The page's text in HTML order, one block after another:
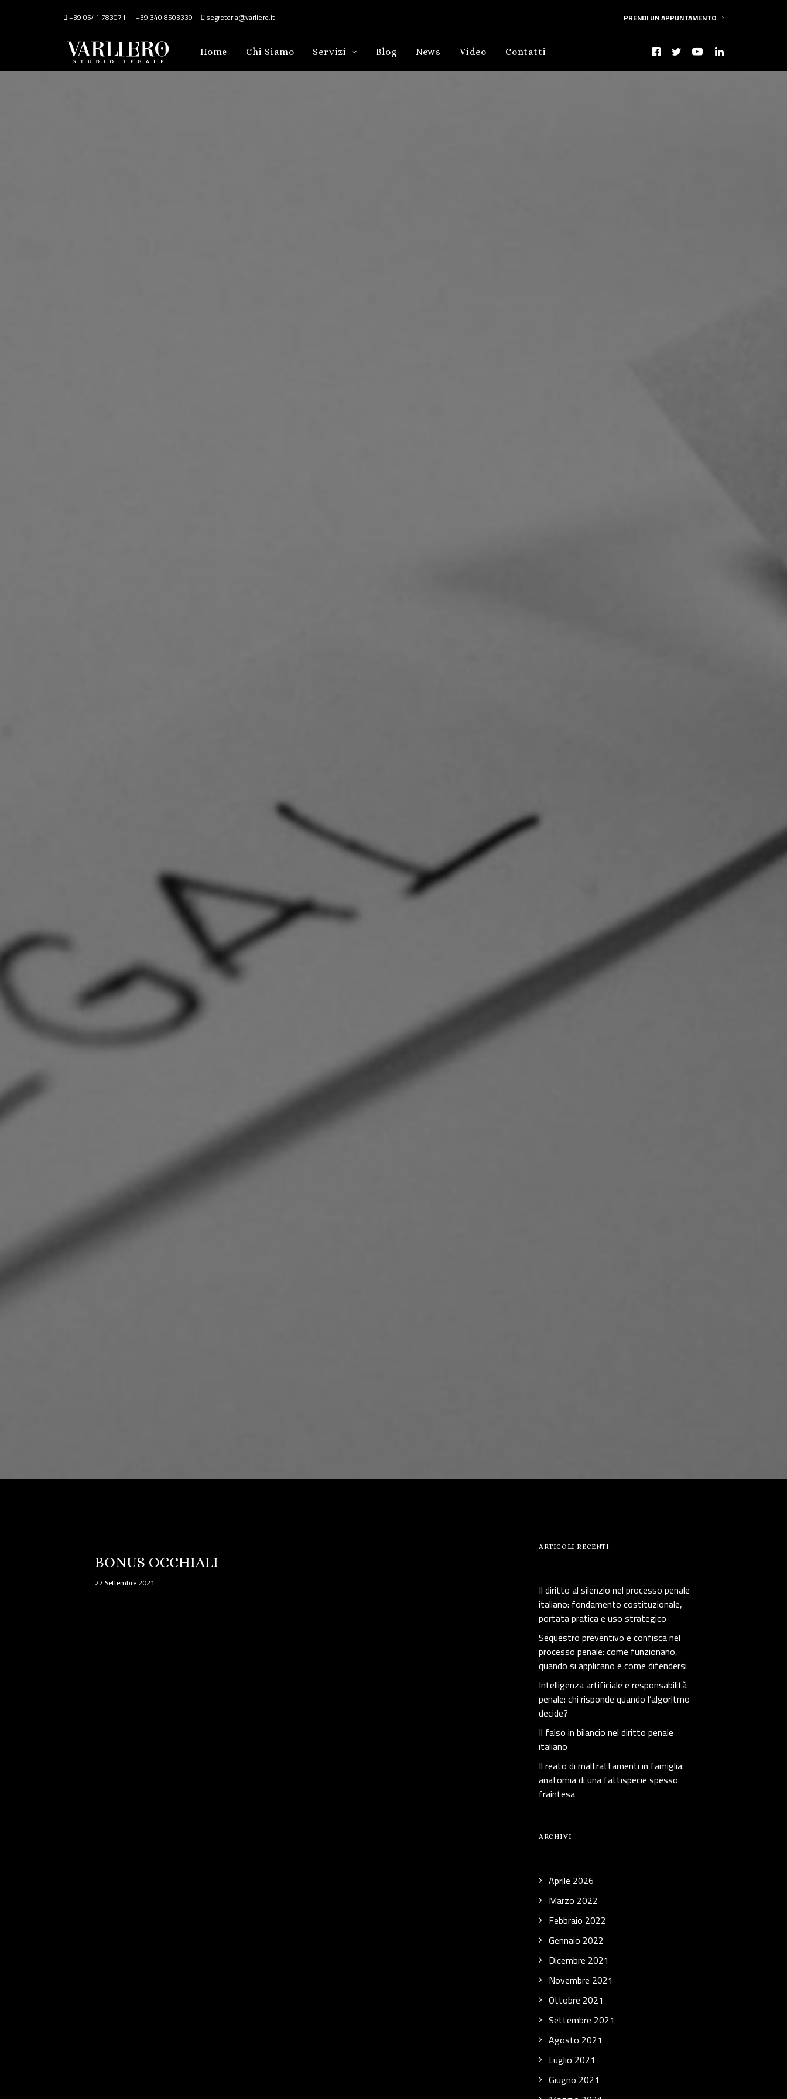
+39 0541 783071 +39 340 8503339 segreteria@varliero.it PRENDI UN APPUNTAMENTO
Home Chi Siamo Servizi Blog News Video Contatti
BONUS OCCHIALI
27 Settembre 2021
ARTICOLI RECENTI
Il diritto al silenzio nel processo penale
italiano: fondamento costituzionale,
portata pratica e uso strategico
Sequestro preventivo e confisca nel
processo penale: come funzionano,
quando si applicano e come difendersi
Intelligenza artificiale e responsabilità
penale: chi risponde quando l’algoritmo
decide?
Il falso in bilancio nel diritto penale
italiano
Il reato di maltrattamenti in famiglia:
anatomia di una fattispecie spesso
fraintesa
ARCHIVI
Aprile 2026
Marzo 2022
Febbraio 2022
Gennaio 2022
Dicembre 2021
Novembre 2021
Ottobre 2021
Settembre 2021
Agosto 2021
Luglio 2021
Giugno 2021